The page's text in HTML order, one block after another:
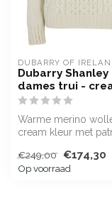
DUBARRY OF
Dubarry Shanley
dames trui -
Warme merino
cream kleur met
€249,00 €174,30
Op voorraad